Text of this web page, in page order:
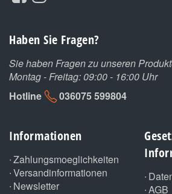
Haben Sie Fragen?
Sie haben Fragen zu unseren
Montag - Freitag: 09:00 - 16:00 Uhr
Hotline
036075 599804
Informationen
Zahlungsmoeglichkeiten
Versandinformationen
Newsletter
AGB